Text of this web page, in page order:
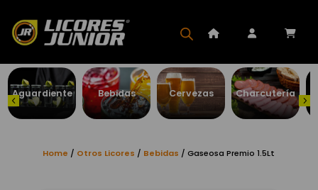
Aguardiente Bebidas Cervezas Charcutería
Home / Otros Licores / Bebidas / Gaseosa Premio 1.5Lt